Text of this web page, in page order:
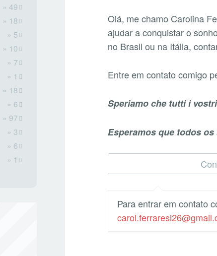
Olá, me chamo Carolina
ajudar a conquistar o
no Brasil ou na Itália,
Entre em contato comigo
Speriamo che tutti i
Esperamos que todos
Para entrar em contato
» 49
» 18
» 5
» 10
» 7
» 1
» 18
» 6
» 97
» 3
» 6
» 1